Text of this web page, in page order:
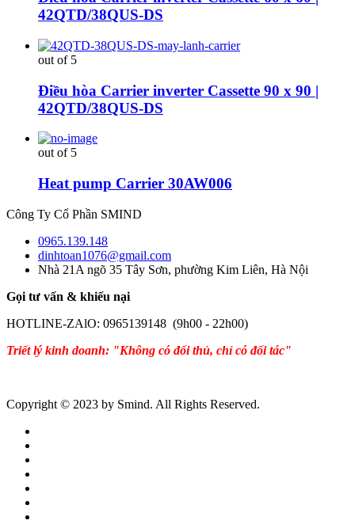
42QTD/38QUS-DS
out of 5
Điều hòa Carrier inverter Cassette 90 x 90 |
42QTD/38QUS-DS
out of 5
Heat pump Carrier 30AW006
Công Ty Cổ Phần SMIND
0965.139.148
dinhtoan1076@gmail.com
Nhà 21A ngõ 35 Tây Sơn, phường Kim Liên, Hà Nội
Gọi tư vấn & khiếu nại
HOTLINE-ZAlO: 0965139148 (9h00 - 22h00)
Triết lý kinh doanh: "Không có đối thủ, chỉ có đối tác"
Copyright © 2023 by Smind. All Rights Reserved.